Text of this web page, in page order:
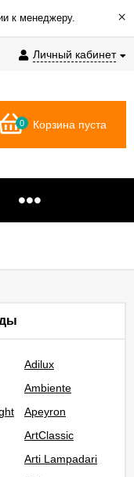
к менеджеру. ×
Личный кабинет
0 Корзина пуста
Adilux
Ambiente
Apeyron
ArtClassic
Arti Lampadari